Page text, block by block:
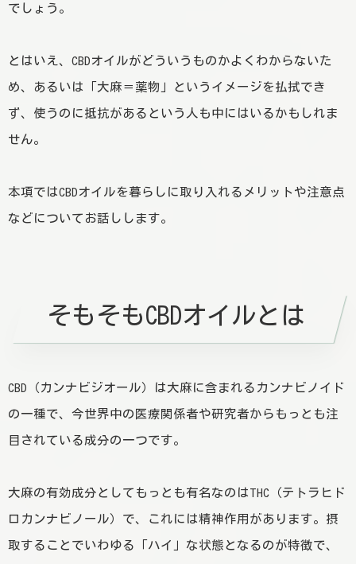
でしょう。
とはいえ、CBDオイルがどういうものかよくわからないた
め、あるいは「大麻＝薬物」というイメージを払拭でき
ず、使うのに抵抗があるという人も中にはいるかもしれま
せん。
本項ではCBDオイルを暮らしに取り入れるメリットや注意点
などについてお話しします。
そもそもCBDオイルとは
CBD（カンナビジオール）は大麻に含まれるカンナビノイド
の一種で、今世界中の医療関係者や研究者からもっとも注
目されている成分の一つです。
大麻の有効成分としてもっとも有名なのはTHC（テトラヒド
ロカンナビノール）で、これには精神作用があります。摂
取することでいわゆる「ハイ」な状態となるのが特徴で、